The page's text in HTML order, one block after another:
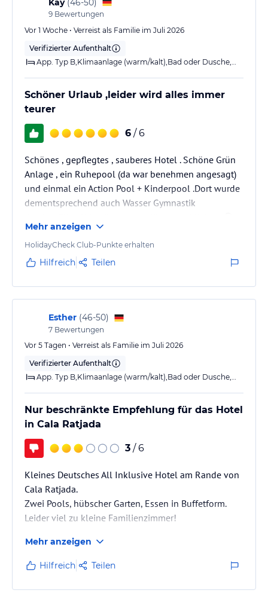
Showkochen zuschauen, wie sie aus frischen und besten Zutaten
Ihr Essen zaubern.
Sport und Unterhaltung
Das Hotel bietet Sportbegeisterten ein professionelles
Fitnesscenter mit schöner Außenterrasse und Wellnessfans
kommen in der luxuriösen Wellnessoase voll auf ihre Kosten.
Das gut ausgestattete und klimatisiertes Fitnesscenter (ca. 170
qm) überzeugt mit hochwertigen Kardio- und
Muskeltrainingsgeräten und einem umfangreichen Kursangebot.
Unterhaltung finden unsere jüngsten Gäste im allsun Kids Club -
in 3 verschiedenenen Altersgruppen in den deutschen
Hauptferienzeiten.
Abends regelmässig Shows und abwechslungsreiches
Sonstige Einrichtungen und Services
Gegen Gebühr sind verschiedene Entspannungs- und
Sportmassagen sowie kosmetische Anwendungen buchbar.
Hinweis:
Allgemeine und unverbindliche
Hoteliers-/Veranstalter-/Kataloginformationen. Alle Angaben
ohne Gewähr und ohne Prüfung durch HolidayCheck. Bitte
lies vor der Buchung die verbindlichen
Angebotsdetails
jeweiligen Veranstalters.
Kay (46-50)
9 Bewertungen
Vor 1 Woche • Verreist als Familie im Juli 2026
Verifizierter Aufenthalt
Schöner Urlaub ,leider wird alles immer
teurer
6 / 6
Schönes , gepflegtes , sauberes Hotel . Schöne Grün
Anlage , ein Ruhepool (da war benehmen angesagt)
und einmal ein Action Pool + Kinderpool .Dort wurde
dementsprechend auch Wasser Gymnastik
😎.
Mehr anzeigen
HolidayCheck Club-Punkte erhalten
Hilfreich Teilen
Esther (46-50)
7 Bewertungen
Vor 5 Tagen • Verreist als Familie im Juli 2026
Verifizierter Aufenthalt
Nur beschränkte Empfehlung für das Hotel
in Cala Ratjada
3 / 6
Kleines Deutsches All Inklusive Hotel am Rande von
Cala Ratjada.
Zwei Pools, hübscher Garten, Essen in Buffetform.
Leider viel zu kleine Familienzimmer!
Mehr anzeigen
Hilfreich Teilen